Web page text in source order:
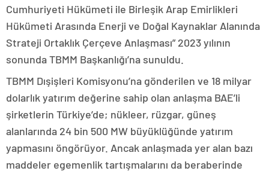
Cumhuriyeti Hükümeti ile Birleşik Arap Emirlikleri
Hükümeti Arasında Enerji ve Doğal Kaynaklar Alanında
Strateji Ortaklık Çerçeve Anlaşması” 2023 yılının
sonunda TBMM Başkanlığı’na sunuldu.
TBMM Dışişleri Komisyonu’na gönderilen ve 18 milyar
dolarlık yatırım değerine sahip olan anlaşma BAE’li
şirketlerin Türkiye’de; nükleer, rüzgar, güneş
alanlarında 24 bin 500 MW büyüklüğünde yatırım
yapmasını öngörüyor. Ancak anlaşmada yer alan bazı
maddeler egemenlik tartışmalarını da beraberinde